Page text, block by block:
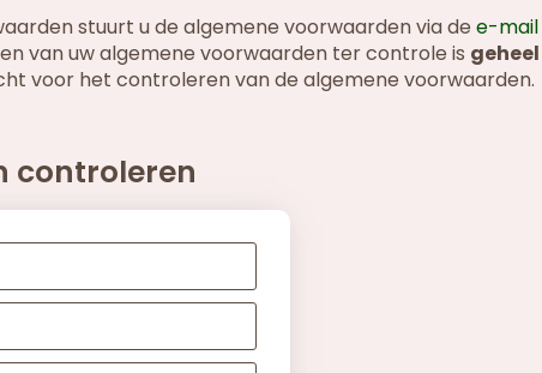
stuurt u de algemene voorwaarden via dee-mail
van uw algemene voorwaarden ter controle is geheel
voor het controleren van de algemene voorwaarden.
controleren